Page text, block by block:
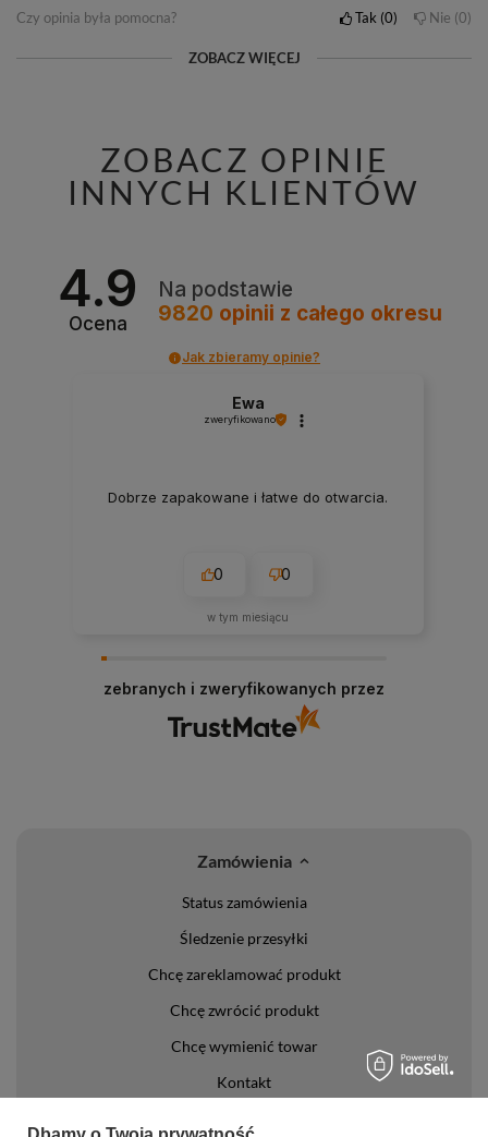
Czy opinia była pomocna?
Tak 0 Nie 0
ZOBACZ WIĘCEJ
ZOBACZ OPINIE
INNYCH KLIENTÓW
4.9
Ocena
Na podstawie
9820 opinii z całego okresu
Jak zbieramy opinie?
Ewa
zweryfikowano
Dobrze zapakowane i łatwe do otwarcia.
0 0
w tym miesiącu
zebranych i zweryfikowanych przez
Zamówienia
Status zamówienia
Śledzenie przesyłki
Chcę zareklamować produkt
Chcę zwrócić produkt
Chcę wymienić towar
Kontakt
Konto